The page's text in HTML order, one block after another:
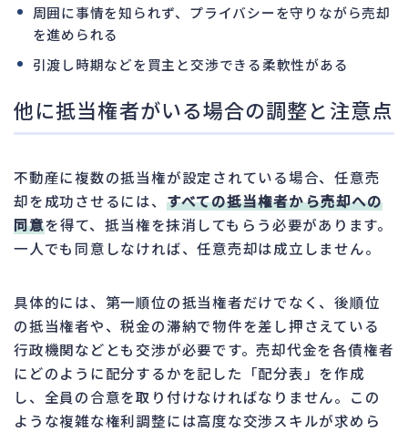
周囲に事情を知られず、プライバシーを守りながら売却
を進められる
引渡し時期などを買主と交渉できる柔軟性がある
他に抵当権者がいる場合の調整と注意点
不動産に複数の抵当権が設定されている場合、任意売
却を成功させるには、 すべての抵当権者から売却への
同意を得て、抵当権を抹消してもらう必要があります。
一人でも同意しなければ、任意売却は成立しません。
具体的には、第一順位の抵当権者だけでなく、後順位
の抵当権者や、税金の滞納で物件を差し押さえている
行政機関などとも交渉が必要です。売却代金を各債権者
にどのように配分するかを記した「配分表」を作成
し、全員の合意を取り付けなければなりません。この
ような複雑な権利調整には高度な交渉スキルが求めら